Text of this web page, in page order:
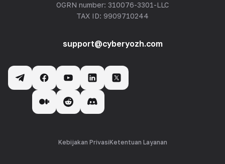
OGRN number: 310076-3301-LLC
TAX ID: 9909710244
support@cyberyozh.com
Kebijakan PrivasiKetentuan Layanan